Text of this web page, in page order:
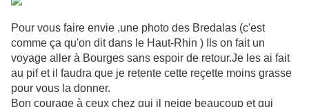
Pour vous faire envie ,une photo des Bredalas (c'est
comme ça qu'on dit dans le Haut-Rhin ) Ils on fait un
voyage aller à Bourges sans espoir de retour.Je les ai fait
au pif et il faudra que je retente cette reçette moins grasse
pour vous la donner.
Bon courage à ceux chez qui il neige beaucoup et qui